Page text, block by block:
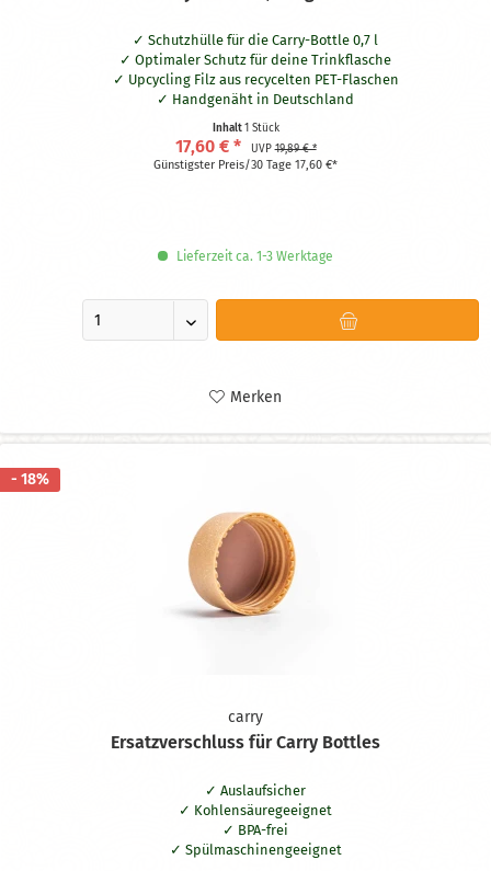
Schutzhülle für die Carry-Bottle 0,7 l
Optimaler Schutz für deine Trinkflasche
Upcycling Filz aus recycelten PET-Flaschen
Handgenäht in Deutschland
Waschbar bei 30° Grad
Praktische Schlaufe aus naturbelassener Baumwolle
Hält dein Getränk bis zu zwei Stunden länger kalt oder warm
Inhalt1 Stück
17,60 € * UVP19,89 € *
Günstigster Preis/30 Tage 17,60 €*
Lieferzeit ca. 1-3 Werktage
Merken
- 18%
carry
Ersatzverschluss für Carry Bottles
Auslaufsicher
Kohlensäuregeeignet
BPA-frei
Spülmaschinengeeignet